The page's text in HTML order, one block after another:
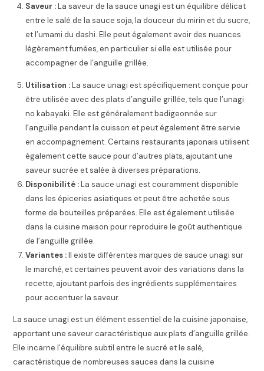
Saveur :La saveur de la sauce unagi est un équilibre délicat
entre le salé de la sauce soja, la douceur du mirin et du sucre,
et l’umami du dashi. Elle peut également avoir des nuances
légèrement fumées, en particulier si elle est utilisée pour
accompagner de l’anguille grillée.
Utilisation :La sauce unagi est spécifiquement conçue pour
être utilisée avec des plats d’anguille grillée, tels que l’unagi
no kabayaki. Elle est généralement badigeonnée sur
l’anguille pendant la cuisson et peut également être servie
en accompagnement. Certains restaurants japonais utilisent
également cette sauce pour d’autres plats, ajoutant une
saveur sucrée et salée à diverses préparations.
Disponibilité :La sauce unagi est couramment disponible
dans les épiceries asiatiques et peut être achetée sous
forme de bouteilles préparées. Elle est également utilisée
dans la cuisine maison pour reproduire le goût authentique
de l’anguille grillée.
Variantes :Il existe différentes marques de sauce unagi sur
le marché, et certaines peuvent avoir des variations dans la
recette, ajoutant parfois des ingrédients supplémentaires
pour accentuer la saveur.
La sauce unagi est un élément essentiel de la cuisine japonaise,
apportant une saveur caractéristique aux plats d’anguille grillée.
Elle incarne l’équilibre subtil entre le sucré et le salé,
caractéristique de nombreuses sauces dans la cuisine